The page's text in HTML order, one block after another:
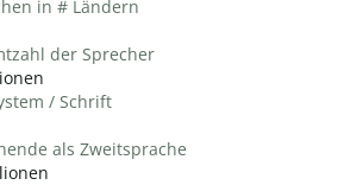
in # Ländern
der Sprecher
/ Schrift
als Zweitsprache